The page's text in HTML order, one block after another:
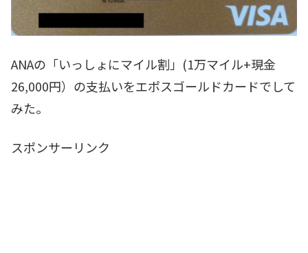
ANAの「いっしょにマイル割」(1万マイル+現金
26,000円）の支払いをエポスゴールドカードでして
みた。
スポンサーリンク